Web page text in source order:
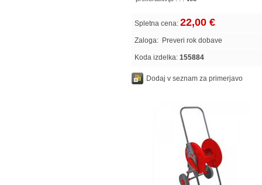
Spletna cena: 22,00 €
Zaloga: Preveri rok dobave
Koda izdelka: 155884
Dodaj v seznam za primerjavo